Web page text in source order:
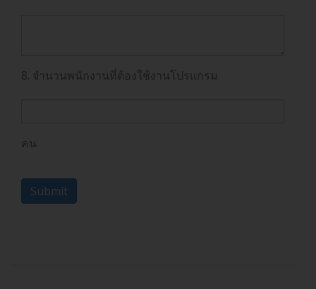
8. จำนวนพนักงานที่ต้องใช้งานโปรแกรม
คน
Submit